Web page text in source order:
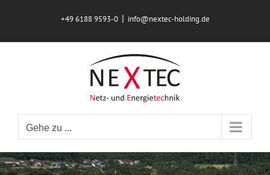
+49 6188 9593-0 | info@nextec-holding.de
Gehe zu ...